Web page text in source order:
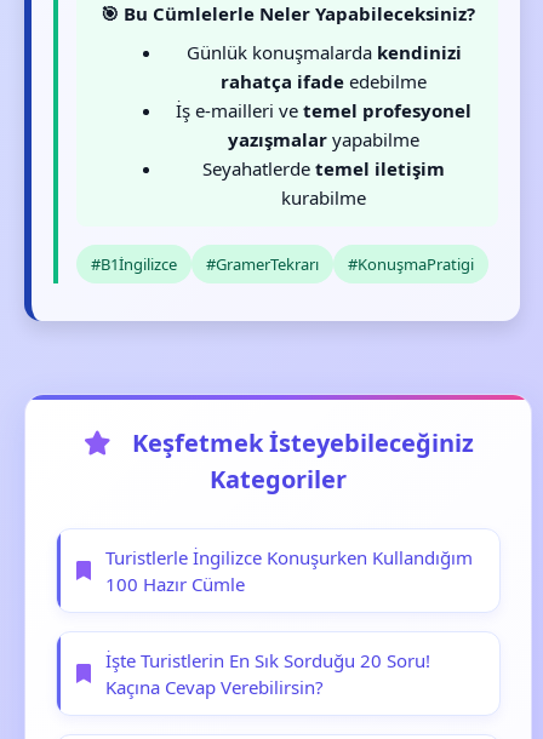
🎯 Bu Cümlelerle Neler Yapabileceksiniz?
Günlük konuşmalarda kendinizi
rahatça ifade edebilme
İş e-mailleri vetemel profesyonel
yazışmalar yapabilme
Seyahatlerdetemel iletişim
kurabilme
#B1İngilizce #GramerTekrarı #KonuşmaPratigi
Keşfetmek İsteyebileceğiniz
Kategoriler
Turistlerle İngilizce Konuşurken Kullandığım
100 Hazır Cümle
İşte Turistlerin En Sık Sorduğu 20 Soru!
Kaçına Cevap Verebilirsin?